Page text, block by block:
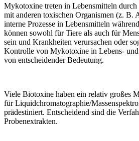
Mykotoxine treten in Lebensmitteln
mit anderen toxischen Organismen (z. B.
interne Prozesse in Lebensmitteln
können sowohl für Tiere als auch für
sein und Krankheiten verursachen oder
Kontrolle von Mykotoxine in Lebens-
von entscheidender Bedeutung.
Viele Biotoxine haben ein relativ großes
für Liquidchromatographie/
prädestiniert. Entscheidend sind die
Probenextrakten.